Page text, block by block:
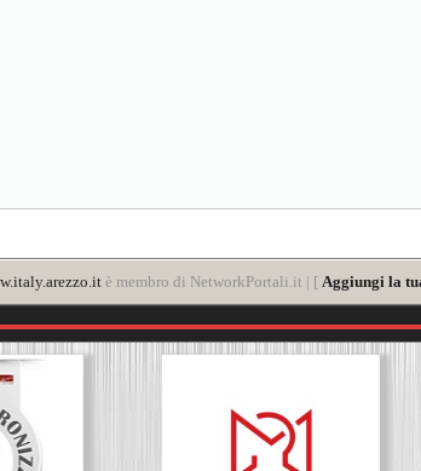
è membro di NetworkPortali.it | [ Aggiungi la